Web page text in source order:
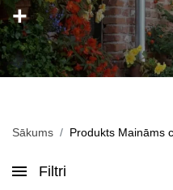
+
Sākums Produkts Maināms
Filtri